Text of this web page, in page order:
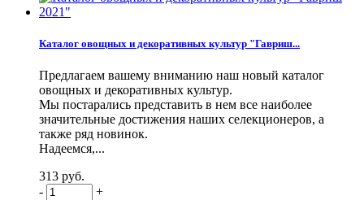
Каталог овощных и декоративных культур "Гавриш...
Предлагаем вашему вниманию наш новый каталог
овощных и декоративных культур.
Мы постарались представить в нем все наиболее
значительные достижения наших селекционеров, а
также ряд новинок.
Надеемся,...
313 руб.
-
+